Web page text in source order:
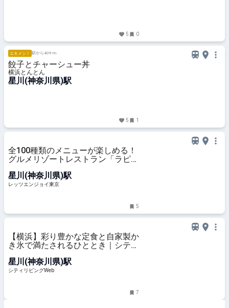
5 0
エキメシ！ 駅から409 m
餃子とチャーシュー丼
横浜とんとん
星川(神奈川県)駅
5 1
全100種類のメニューが楽しめる！
グルメリゾートレストラン「ラピ
ョイ東京
星川(神奈川県)駅
レッツエンジョイ東京
5
【横浜】彩り豊かな定食と自家製か
き氷で満たされるひととき｜シティ
星川(神奈川県)駅
シティリビングWeb
7